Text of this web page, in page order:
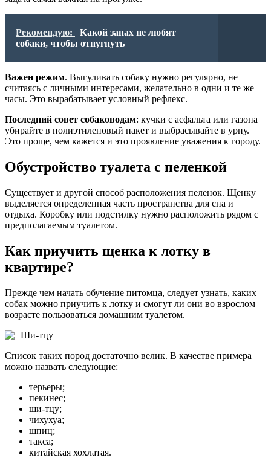
Рекомендую:
Какой запах не любят
собаки, чтобы отпугнуть
Важен режим. Выгуливать собаку нужно регулярно, не
считаясь с личными интересами, желательно в одни и те же
часы. Это вырабатывает условный рефлекс.
Последний совет собаководам: кучки с асфальта или газона
убирайте в полиэтиленовый пакет и выбрасывайте в урну.
Это проще, чем кажется и это проявление уважения к городу.
Обустройство туалета с пеленкой
Существует и другой способ расположения пеленок. Щенку
выделяется определенная часть пространства для сна и
отдыха. Коробку или подстилку нужно расположить рядом с
предполагаемым туалетом.
Как приучить щенка к лотку в
квартире?
Прежде чем начать обучение питомца, следует узнать, каких
собак можно приучить к лотку и смогут ли они во взрослом
возрасте пользоваться домашним туалетом.
Ши-тцу
Список таких пород достаточно велик. В качестве примера
можно назвать следующие:
терьеры;
пекинес;
ши-тцу;
чихухуа;
шпиц;
такса;
китайская хохлатая.